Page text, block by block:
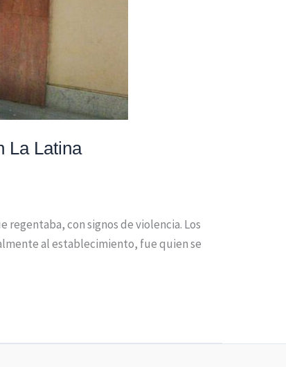
La Latina
con signos de violencia. Los
al establecimiento, fue quien se